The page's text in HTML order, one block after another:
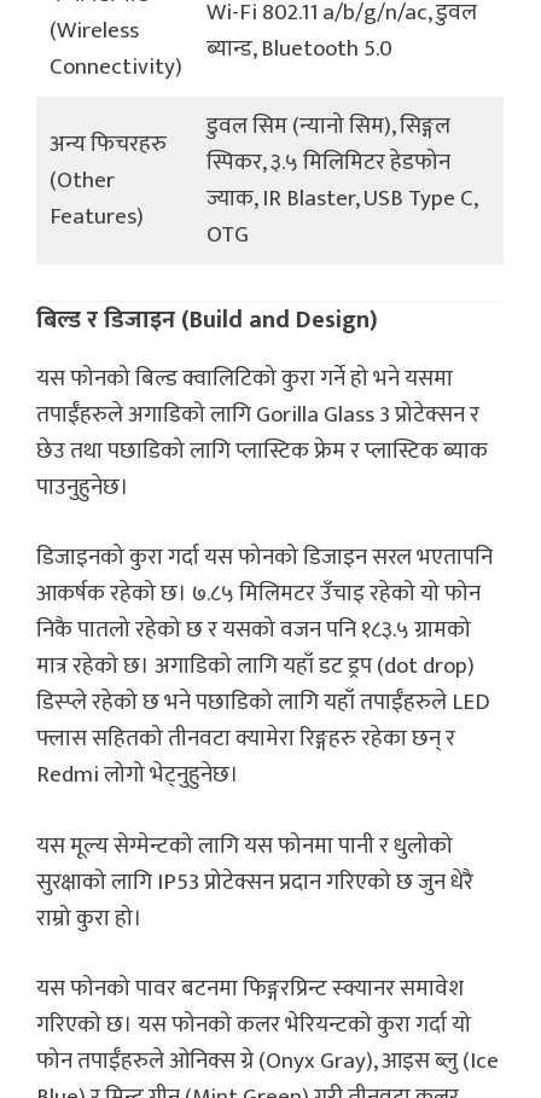
(Wireless
Connectivity)
Wi-Fi 802.11 a/b/g/n/ac, डुवल
ब्यान्ड, Bluetooth 5.0
अन्य फिचरहरु
(Other
Features)
डुवल सिम (न्यानो सिम), सिङ्गल
स्पिकर, ३.५ मिलिमिटर हेडफोन
ज्याक, IR Blaster, USB Type C,
OTG
बिल्ड र डिजाइन (Build and Design)
यस फोनको बिल्ड क्वालिटिको कुरा गर्ने हो भने यसमा
तपाईँहरुले अगाडिको लागि Gorilla Glass 3 प्रोटेक्सन र
छेउ तथा पछाडिको लागि प्लास्टिक फ्रेम र प्लास्टिक ब्याक
पाउनुहुनेछ।
डिजाइनको कुरा गर्दा यस फोनको डिजाइन सरल भएतापनि
आकर्षक रहेको छ। ७.८५ मिलिमटर उँचाइ रहेको यो फोन
निकै पातलो रहेको छ र यसको वजन पनि १८३.५ ग्रामको
मात्र रहेको छ। अगाडिको लागि यहाँ डट ड्रप (dot drop)
डिस्प्ले रहेको छ भने पछाडिको लागि यहाँ तपाईँहरुले LED
फ्लास सहितको तीनवटा क्यामेरा रिङ्गहरु रहेका छन् र
Redmi लोगो भेट्नुहुनेछ।
यस मूल्य सेग्मेन्टको लागि यस फोनमा पानी र धुलोको
सुरक्षाको लागि IP53 प्रोटेक्सन प्रदान गरिएको छ जुन धेरै
राम्रो कुरा हो।
यस फोनको पावर बटनमा फिङ्गरप्रिन्ट स्क्यानर समावेश
गरिएको छ। यस फोनको कलर भेरियन्टको कुरा गर्दा यो
फोन तपाईँहरुले ओनिक्स ग्रे (Onyx Gray), आइस ब्लु (Ice